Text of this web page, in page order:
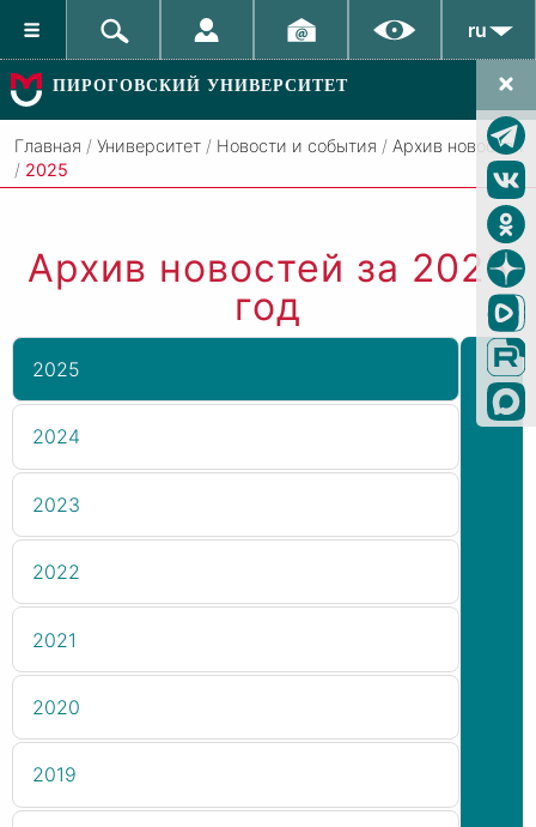
ru
ПИРОГОВСКИЙ УНИВЕРСИТЕТ
Главная / Университет / Новости и события / Архив новостей
/ 2025
Архив новостей за 2025
год
2025
2024
2023
2022
2021
2020
2019